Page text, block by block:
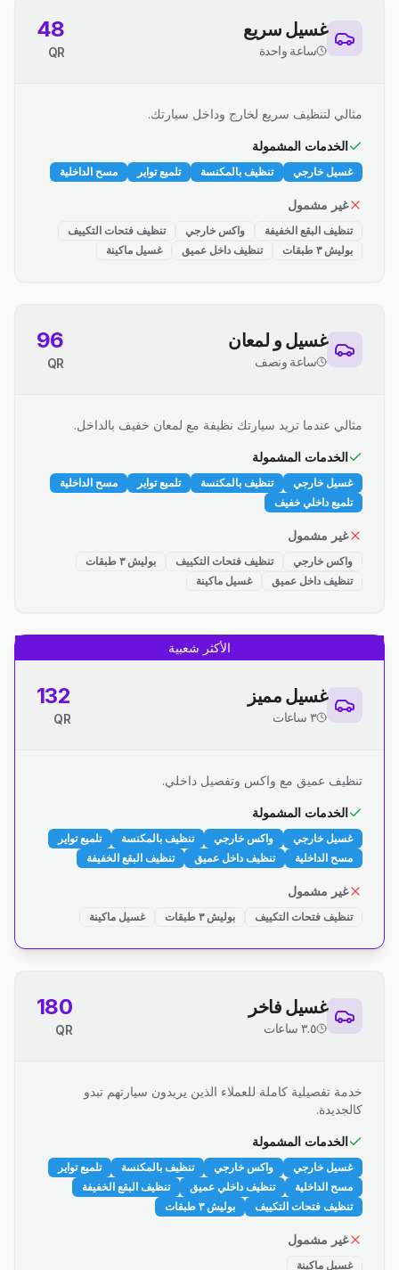
غسيل سريع
ساعة واحدة
48
QR
مثالي لتنظيف سريع لخارج وداخل سيارتك.
الخدمات المشمولة
غسيل خارجي تنظيف بالمكنسة تلميع تواير مسح الداخلية
غير مشمول
تنظيف البقع الخفيفة واكس خارجي
تنظيف فتحات التكييف
بوليش ٣ طبقات
تنظيف داخل عميق غسيل ماكينة
غسيل و لمعان
ساعة ونصف
96
QR
مثالي عندما تريد سيارتك نظيفة مع لمعان خفيف بالداخل.
الخدمات المشمولة
غسيل خارجي تنظيف بالمكنسة تلميع تواير
مسح الداخلية
تلميع داخلي خفيف
غير مشمول
واكس خارجي تنظيف فتحات التكييف
بوليش ٣ طبقات
تنظيف داخل عميق
غسيل ماكينة
الأكثر شعبية
غسيل مميز
٣ ساعات
132
QR
تنظيف عميق مع واكس وتفصيل داخلي.
الخدمات المشمولة
غسيل خارجي واكس خارجي تنظيف بالمكنسة
تلميع تواير
مسح الداخلية
تنظيف داخل عميق تنظيف البقع الخفيفة
غير مشمول
تنظيف فتحات التكييف بوليش ٣ طبقات غسيل ماكينة
غسيل فاخر
٣.٥ ساعات
180
QR
خدمة تفصيلية كاملة للعملاء الذين يريدون سيارتهم تبدو
كالجديدة.
الخدمات المشمولة
غسيل خارجي واكس خارجي تنظيف بالمكنسة
تلميع تواير
مسح الداخلية
تنظيف داخلي عميق
تنظيف البقع الخفيفة
تنظيف فتحات التكييف
بوليش ٣ طبقات
غير مشمول
غسيل ماكينة